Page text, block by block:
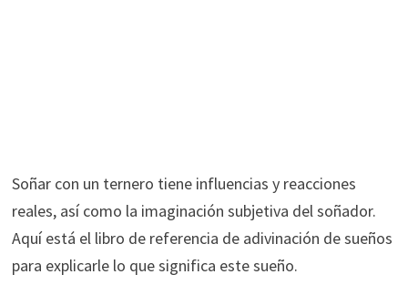
Soñar con un ternero tiene influencias y reacciones
reales, así como la imaginación subjetiva del soñador.
Aquí está el libro de referencia de adivinación de sueños
para explicarle lo que significa este sueño.